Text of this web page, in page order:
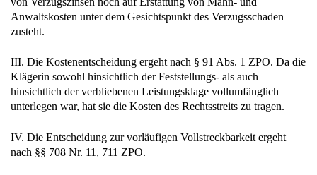
Anwaltskosten unter dem Gesichtspunkt des Verzugsschaden
zusteht.
III. Die Kostenentscheidung ergeht nach § 91 Abs. 1 ZPO. Da die
Klägerin sowohl hinsichtlich der Feststellungs- als auch
hinsichtlich der verbliebenen Leistungsklage vollumfänglich
unterlegen war, hat sie die Kosten des Rechtsstreits zu tragen.
IV. Die Entscheidung zur vorläufigen Vollstreckbarkeit ergeht
nach §§ 708 Nr. 11, 711 ZPO.